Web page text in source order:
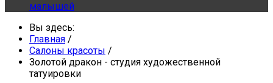
малышей
Вы здесь:
Главная /
Салоны красоты /
Золотой дракон - студия художественной
татуировки